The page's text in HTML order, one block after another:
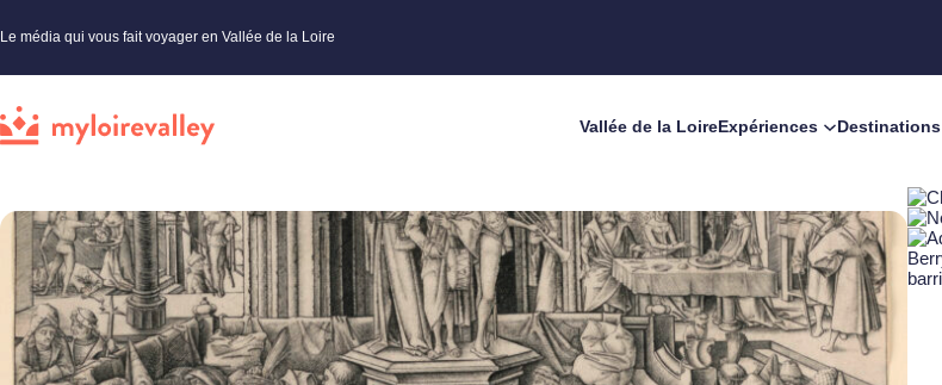
Le média qui vous fait voyager en Vallée de la Loire
Vallée de la LoireExpériences Destinations